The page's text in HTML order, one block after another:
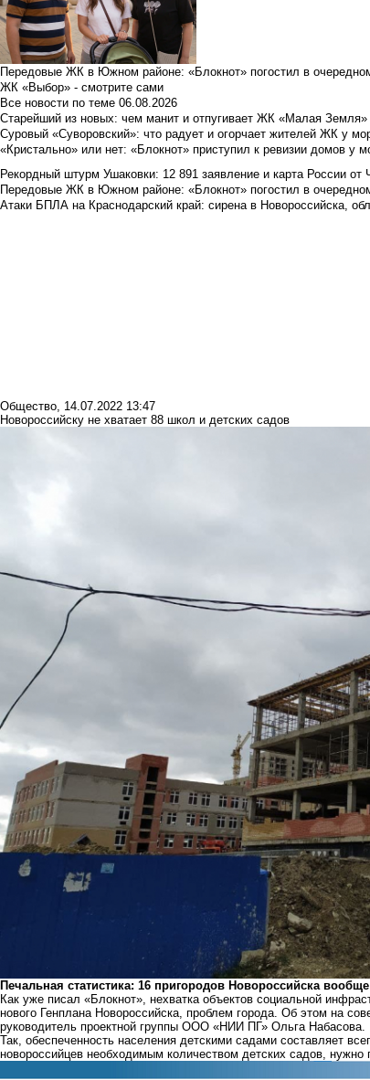
Передовые ЖК в Южном районе: «Блокнот» погостил в
ЖК «Выбор» - смотрите сами
Все новости по теме 06.08.2026
Старейший из новых: чем манит и отпугивает ЖК «Малая Земля»
Суровый «Суворовский»: что радует и огорчает жителей ЖК у
«Кристально» или нет: «Блокнот» приступил к ревизии домов у
Рекордный штурм Ушаковки: 12 891 заявление и карта России от
Передовые ЖК в Южном районе: «Блокнот» погостил в
Атаки БПЛА на Краснодарский край: сирена в Новороссийска,
Общество, 14.07.2022 13:47
Новороссийску не хватает 88 школ и детских садов
Печальная статистика: 16 пригородов Новороссийска
Как уже писал «Блокнот», нехватка объектов социальной
нового Генплана Новороссийска, проблем города. Об этом на
руководитель проектной группы ООО «НИИ ПГ» Ольга Набасова.
Так, обеспеченность населения детскими садами составляет
новороссийцев необходимым количеством детских садов, нужно